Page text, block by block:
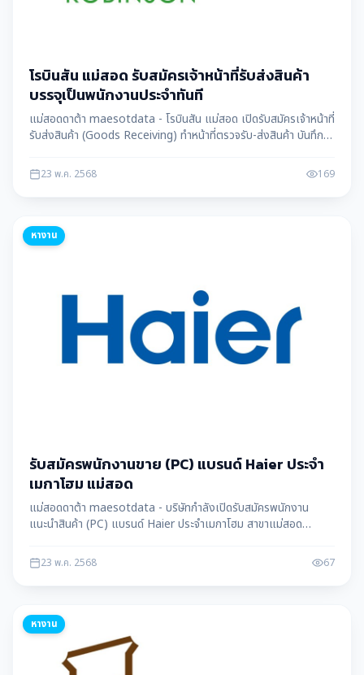
โรบินสัน แม่สอด รับสมัครเจ้าหน้าที่รับส่งสินค้า
บรรจุเป็นพนักงานประจำทันที
แม่สอดดาต้า maesotdata - โรบินสัน แม่สอด เปิดรับสมัครเจ้าหน้าที่
รับส่งสินค้า (Goods Receiving) ทำหน้าที่ตรวจรับ-ส่งสินค้า บันทึก
ทันที พร้อมสวัสดิการดีเยี่ยม
23 พ.ค. 2568 169
หางาน
รับสมัครพนักงานขาย (PC) แบรนด์ Haier ประจำ
เมกาโฮม แม่สอด
แม่สอดดาต้า maesotdata - บริษัทกำลังเปิดรับสมัครพนักงาน
แนะนำสินค้า (PC) แบรนด์ Haier ประจำเมกาโฮม สาขาแม่สอด
ประจำ ค่าคอมมิชชันสูง โบนัส ค่าเป้า และสวัสดิการประกันสังคม
23 พ.ค. 2568 67
หางาน